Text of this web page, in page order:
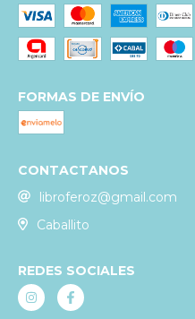
FORMAS DE ENVÍO
CONTACTANOS
libroferoz@gmail.com
Caballito
REDES SOCIALES